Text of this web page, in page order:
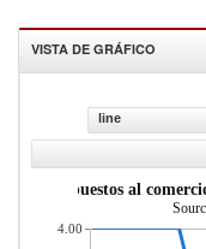
VISTA DE GRÁFICO
line
Impuestos al
4.00